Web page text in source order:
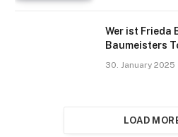
Wer ist Frieda
Baumeisters
30. January 2025
LOAD